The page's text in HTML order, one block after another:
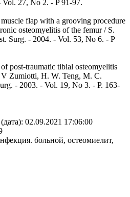
27, No 2. - P 91-97.
flap with a grooving procedure
osteomyelitis of the femur / S.
Surg. - 2004. - Vol. 53, No 6. - P
post-traumatic tibial osteomyelitis
Zumiotti, H. W. Teng, M. C.
- 2003. - Vol. 19, No 3. - P. 163-
02.09.2021 17:06:00
больной, остеомиелит,